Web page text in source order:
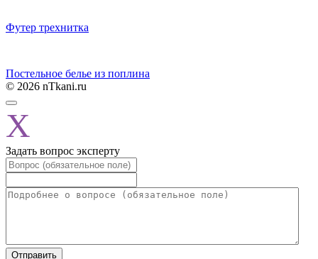
Футер трехнитка
Постельное белье из поплина
© 2026 nTkani.ru
X
Задать вопрос эксперту